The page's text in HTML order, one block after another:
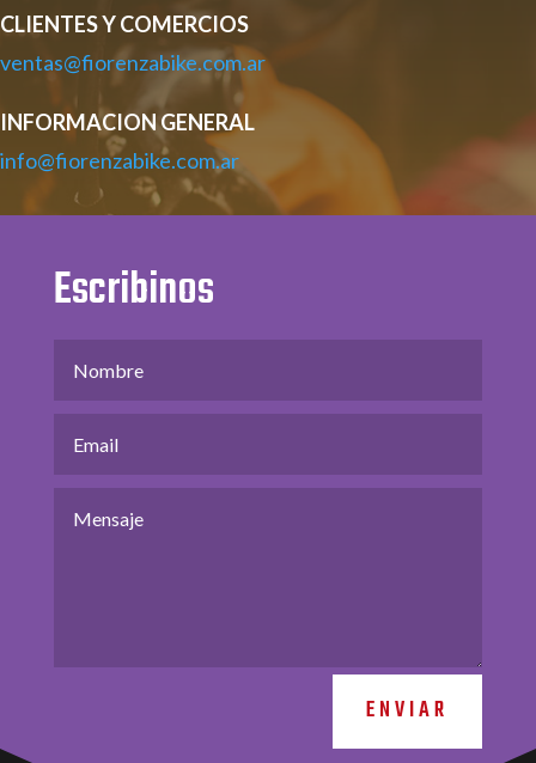
CLIENTES Y COMERCIOS
ventas@fiorenzabike.com.ar
INFORMACION GENERAL
info@fiorenzabike.com.ar
Escribinos
ENVIAR